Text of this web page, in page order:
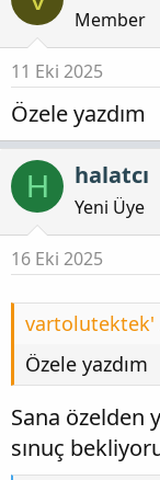
Member
11 Eki 2025
Özele yazdım
H halatcı
Yeni Üye
16 Eki 2025
vartolutektek'
Özele yazdım
Sana özelden
sınuç